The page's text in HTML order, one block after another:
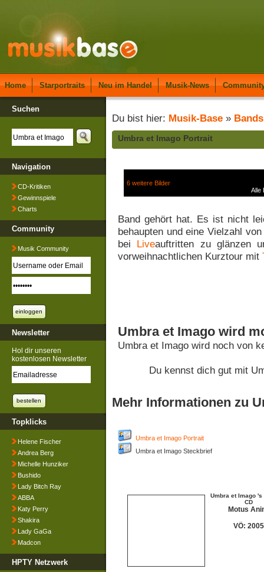
Home Starportraits Neu im Handel Musik-News
Suchen
Navigation
CD-Kritiken
Gewinnspiele
Charts
Community
Musik Community
Newsletter
Hol dir unseren
kostenlosen Newsletter
Topklicks
Helene Fischer
Andrea Berg
Michelle Hunziker
Bushido
Lady Bitch Ray
ABBA
Katy Perry
Shakira
Lady GaGa
Madcon
HPTY Netzwerk
Du bist hier: Musik-Base » Bands
Umbra et Imago Portrait
6 weitere Bilder
Alle
Band gehört hat. Es ist nicht
behaupten und eine Vielzahl
bei Liveauftritten zu glänzen
vorweihnachtlichen Kurztour mit
Umbra et Imago wird
Umbra et Imago wird noch von
Du kennst dich gut mit
Mehr Informationen zu
Umbra et Imago Portrait
Umbra et Imago Steckbrief
Umbra et Imago
CD
Motus
VÖ: 2005